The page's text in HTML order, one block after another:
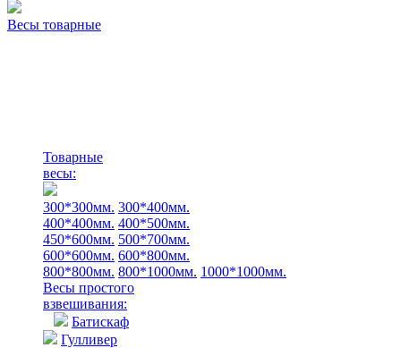
Весы товарные
Товарные
весы:
300*300мм. 300*400мм.
400*400мм. 400*500мм.
450*600мм. 500*700мм.
600*600мм. 600*800мм.
800*800мм. 800*1000мм. 1000*1000мм.
Весы простого
взвешивания:
Батискаф
Гулливер